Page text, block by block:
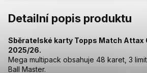
Detailní popis produktu
Sběratelské karty Topps Match Attax
2025/26.
Mega multipack obsahuje 48 karet, 3
Ball Master.